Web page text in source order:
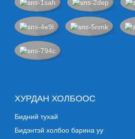
ХУРДАН ХОЛБООС
Бидний тухай
Бидэнтэй холбоо барина уу